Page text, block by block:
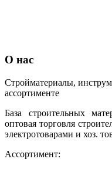
О нас
Стройматериалы,
ассортименте
База строительных
оптовая торговля
электротоварами и хоз.
Ассортимент: